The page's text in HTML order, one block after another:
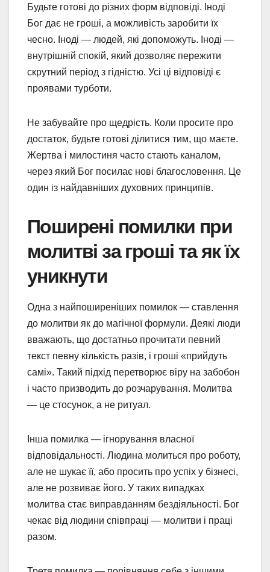
Будьте готові до різних форм відповіді. Іноді
Бог дає не гроші, а можливість заробити їх
чесно. Іноді — людей, які допоможуть. Іноді —
внутрішній спокій, який дозволяє пережити
скрутний період з гідністю. Усі ці відповіді є
проявами турботи.
Не забувайте про щедрість. Коли просите про
достаток, будьте готові ділитися тим, що маєте.
Жертва і милостиня часто стають каналом,
через який Бог посилає нові благословення. Це
один із найдавніших духовних принципів.
Поширені помилки при
молитві за гроші та як їх
уникнути
Одна з найпоширеніших помилок — ставлення
до молитви як до магічної формули. Деякі люди
вважають, що достатньо прочитати певний
текст певну кількість разів, і гроші «прийдуть
самі». Такий підхід перетворює віру на забобон
і часто призводить до розчарування. Молитва
— це стосунок, а не ритуал.
Інша помилка — ігнорування власної
відповідальності. Людина молиться про роботу,
але не шукає її, або просить про успіх у бізнесі,
але не розвиває його. У таких випадках
молитва стає виправданням бездіяльності. Бог
чекає від людини співпраці — молитви і праці
разом.